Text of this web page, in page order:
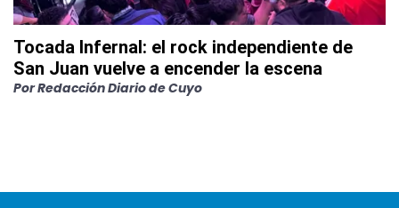
Tocada Infernal: el rock independiente de
San Juan vuelve a encender la escena
PorRedacción Diario de Cuyo